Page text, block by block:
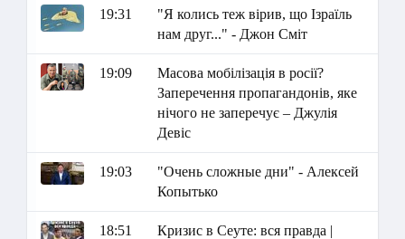
19:31
"Я колись теж вірив, що Ізраїль
нам друг..." - Джон Сміт
19:09
Масова мобілізація в росії?
Заперечення пропагандонів, яке
нічого не заперечує – Джулія
Девіс
19:03
"Очень сложные дни" - Алексей
Копытько
18:51
Кризис в Сеуте: вся правда |